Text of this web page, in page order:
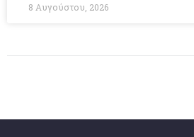
8 Αυγούστου, 2026